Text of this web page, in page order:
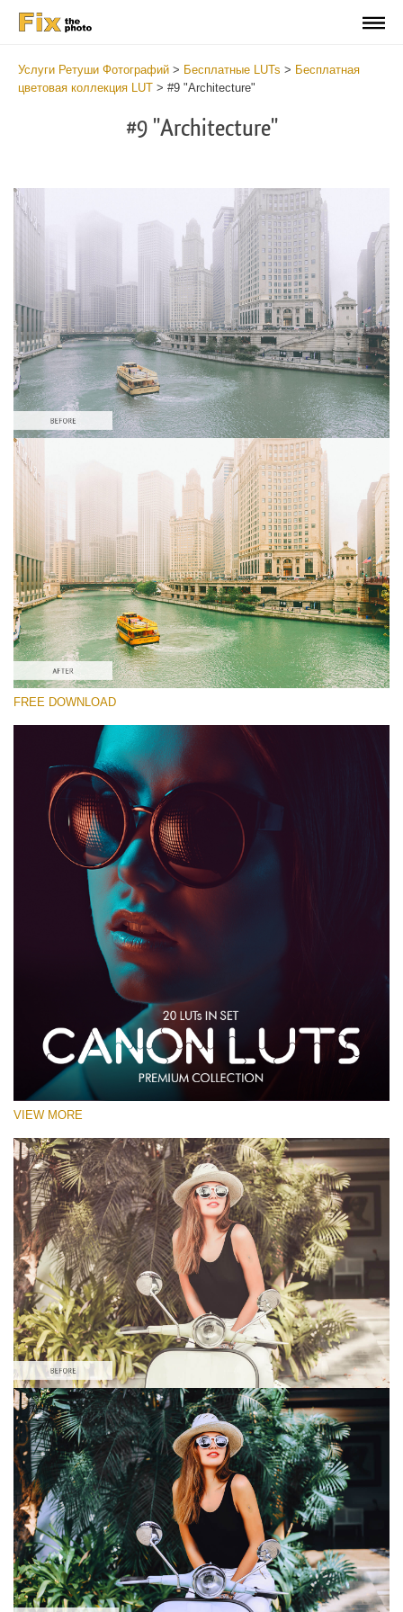
Услуги Ретуши Фотографий > Бесплатные LUTs > Бесплатная
цветовая коллекция LUT > #9 "Architecture"
#9 "Architecture"
Выберите Вариант
Cinema Look Collection (80 LUTs)
Entire Collection (260 LUTs)
Скачать Бесплатно
FREE DOWNLOAD
VIEW MORE